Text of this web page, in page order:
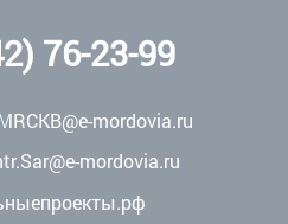
76-23-99
mordovia.ru
mordovia.ru